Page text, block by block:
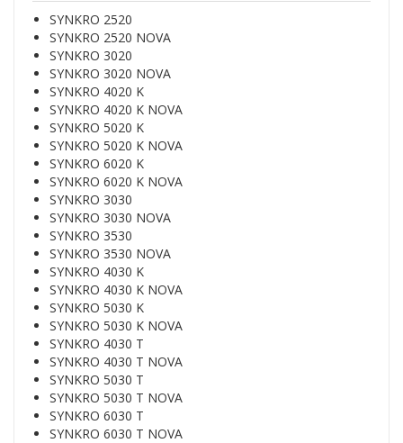
SYNKRO 2520
SYNKRO 2520 NOVA
SYNKRO 3020
SYNKRO 3020 NOVA
SYNKRO 4020 K
SYNKRO 4020 K NOVA
SYNKRO 5020 K
SYNKRO 5020 K NOVA
SYNKRO 6020 K
SYNKRO 6020 K NOVA
SYNKRO 3030
SYNKRO 3030 NOVA
SYNKRO 3530
SYNKRO 3530 NOVA
SYNKRO 4030 K
SYNKRO 4030 K NOVA
SYNKRO 5030 K
SYNKRO 5030 K NOVA
SYNKRO 4030 T
SYNKRO 4030 T NOVA
SYNKRO 5030 T
SYNKRO 5030 T NOVA
SYNKRO 6030 T
SYNKRO 6030 T NOVA